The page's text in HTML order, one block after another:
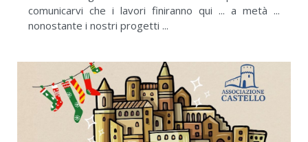
comunicarvi che i lavori finiranno qui ... a metà ...
nonostante i nostri progetti ...